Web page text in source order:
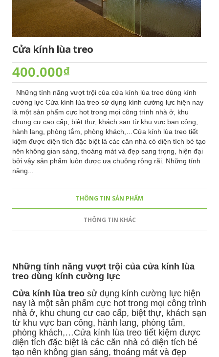
Cửa kính lùa treo
400.000₫
Những tính năng vượt trội của cửa kính lùa treo dùng kính
cường lực Cửa kính lùa treo sử dụng kính cường lực hiện nay
là một sản phẩm cực hot trong mọi công trình nhà ở, khu
chung cư cao cấp, biệt thự, khách sạn từ khu vực ban công,
hành lang, phòng tắm, phòng khách,…Cửa kính lùa treo tiết
kiệm được diện tích đặc biệt là các căn nhà có diện tích bé tạo
nên không gian sáng, thoáng mát và đẹp sang trọng, hiện đại
bởi vậy sản phẩm luôn được ưa chuộng rộng rãi. Những tính
năng...
THÔNG TIN SẢN PHẨM
THÔNG TIN KHÁC
Những tính năng vượt trội của cửa kính lùa
treo dùng kính cường lực
Cửa kính lùa treo sử dụng kính cường lực hiện
nay là một sản phẩm cực hot trong mọi công trình
nhà ở, khu chung cư cao cấp, biệt thự, khách sạn
từ khu vực ban công, hành lang, phòng tắm,
phòng khách,…Cửa kính lùa treo tiết kiệm được
diện tích đặc biệt là các căn nhà có diện tích bé
tạo nên không gian sáng, thoáng mát và đẹp